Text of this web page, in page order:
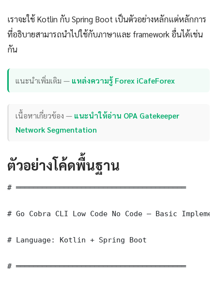
เราจะใช้ Kotlin กับ Spring Boot เป็นตัวอย่างหลักแต่หลักการ
ที่อธิบายสามารถนำไปใช้กับภาษาและ framework อื่นได้เช่น
กัน
แนะนำเพิ่มเติม — แหล่งความรู้ Forex iCafeForex
เนื้อหาเกี่ยวข้อง — แนะนำให้อ่าน OPA Gatekeeper
Network Segmentation
ตัวอย่างโค้ดพื้นฐาน
# ═══════════════════════════════════════
# Go Cobra CLI Low Code No Code — Basic
# Language: Kotlin + Spring Boot
# ═══════════════════════════════════════